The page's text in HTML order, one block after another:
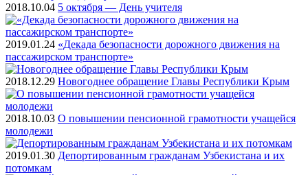
2018.10.04 5 октября — День учителя
2019.01.24 «Декада безопасности дорожного движения на
пассажирском транспорте»
2018.12.29 Новогоднее обращение Главы Республики Крым
2018.10.03 О повышении пенсионной грамотности учащейся
молодежи
2019.01.30 Депортированным гражданам Узбекистана и их
потомкам